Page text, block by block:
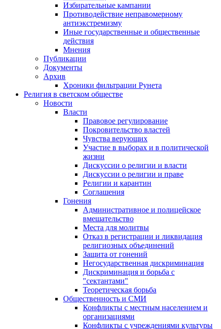
Избирательные кампании
Противодействие неправомерному
антиэкстремизму
Иные государственные и общественные
действия
Мнения
Публикации
Документы
Архив
Хроники фильтрации Рунета
Религия в светском обществе
Новости
Власти
Правовое регулирование
Покровительство властей
Чувства верующих
Участие в выборах и в политической
жизни
Дискуссии о религии и власти
Дискуссии о религии и праве
Религии и карантин
Соглашения
Гонения
Административное и полицейское
вмешательство
Места для молитвы
Отказ в регистрации и ликвидация
религиозных объединений
Защита от гонений
Негосударственная дискриминация
Дискриминация и борьба с
"сектантами"
Теоретическая борьба
Общественность и СМИ
Конфликты с местным населением и
организациями
Конфликты с учреждениями культуры